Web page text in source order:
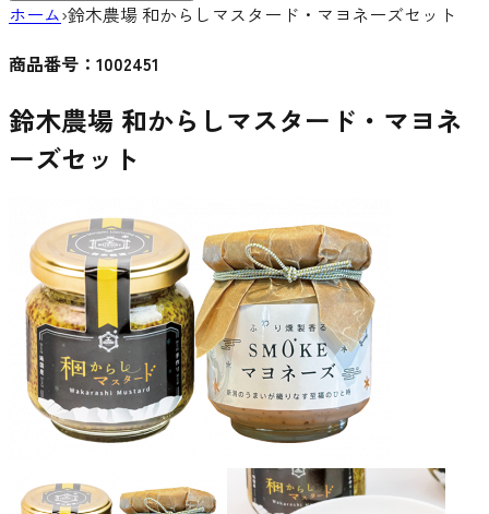
ホーム›鈴木農場 和からしマスタード・マヨネーズセット
商品番号： 1002451
鈴木農場 和からしマスタード・マヨネ
ーズセット